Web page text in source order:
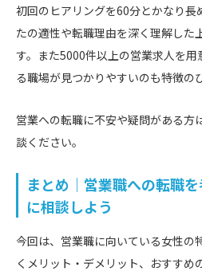
初回のヒアリングを60分とかなり長
たの適性や転職理由を深く理解した
す。また5000件以上の営業求人を
る職場が見つかりやすいのも特徴の
営業への転職に不安や疑問がある方
談ください。
まとめ｜営業職への転職
に相談しよう
今回は、営業職に向いている女性の
くメリット・デメリット、おすすめ